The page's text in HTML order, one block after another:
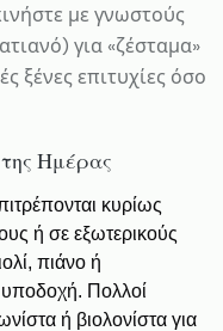
με γνωστούς
για «ζέσταμα»
ξένες επιτυχίες όσο
Ημέρας
κυρίως
ή σε εξωτερικούς
πιάνο ή
υποδοχή. Πολλοί
ή βιολονίστα για